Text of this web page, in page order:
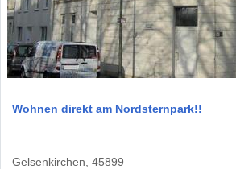
Wohnen direkt am Nordsternpark!!
Gelsenkirchen, 45899